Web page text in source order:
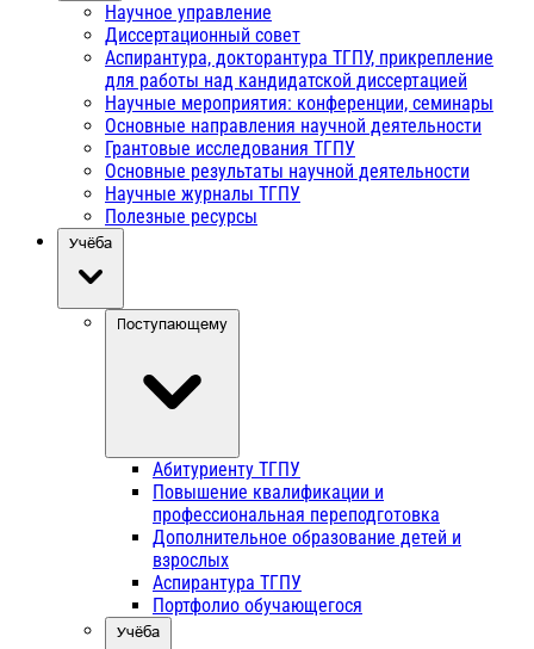
Научное управление
Диссертационный совет
Аспирантура, докторантура ТГПУ, прикрепление
для работы над кандидатской диссертацией
Научные мероприятия: конференции, семинары
Основные направления научной деятельности
Грантовые исследования ТГПУ
Основные результаты научной деятельности
Научные журналы ТГПУ
Полезные ресурсы
Учёба
Поступающему
Абитуриенту ТГПУ
Повышение квалификации и
профессиональная переподготовка
Дополнительное образование детей и
взрослых
Аспирантура ТГПУ
Портфолио обучающегося
Учёба